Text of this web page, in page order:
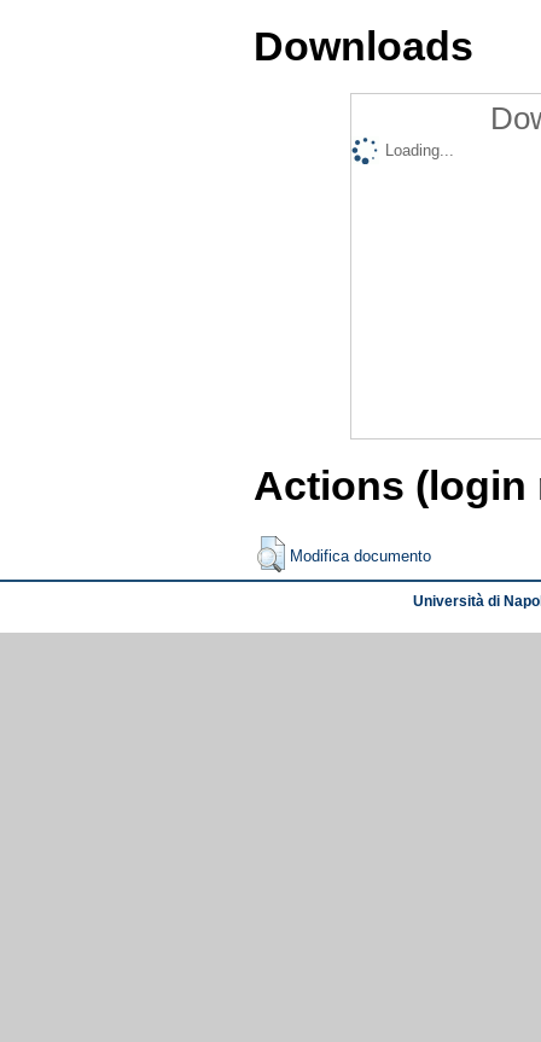
Downloads
Loading...
Actions (login
Modifica documento
Università di